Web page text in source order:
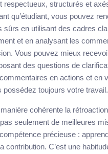
respectueux, structurés et
qu’étudiant, vous pouvez
sûrs en utilisant des cadres
et en analysant les
Vous pouvez mieux
des questions de
en actions et en
possédez toujours votre travail.
cohérente la
seulement de meilleures
précieuse :
contribution. C’est une